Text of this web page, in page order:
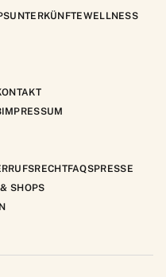
UNTERKÜNFTEWELLNESS
IMPRESSUM
FAQSPRESSE
SHOPS